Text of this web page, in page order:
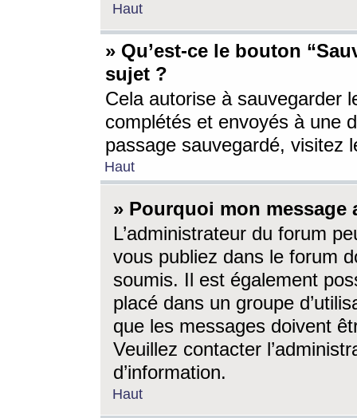
Haut
» Qu’est-ce le bouton
sujet ?
Cela autorise à sauvegarder
complétés et envoyés à une
passage sauvegardé, visitez
Haut
» Pourquoi mon message
L’administrateur du forum
vous publiez dans le forum
soumis. Il est également
placé dans un groupe
que les messages doivent
Veuillez contacter
d’information.
Haut